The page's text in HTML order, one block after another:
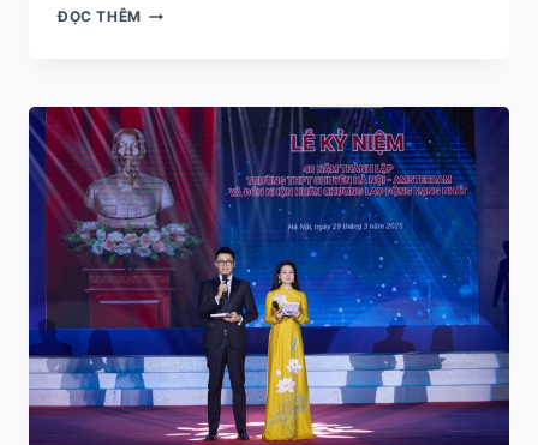
ĐỌC THÊMHÀ
HÀNH
TRÌNH
TỪ
TRÁI
TIM
TỚI
TRÁI
TIM